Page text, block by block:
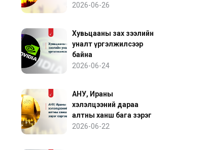
түвшинд хүрэх төлөвтэй
2026-06-26
Хувьцааны зах зээлийн
уналт үргэлжилсээр
байна
2026-06-24
АНУ, Ираны
хэлэлцээний дараа
алтны ханш бага зэрэг
сэргэв
2026-06-22